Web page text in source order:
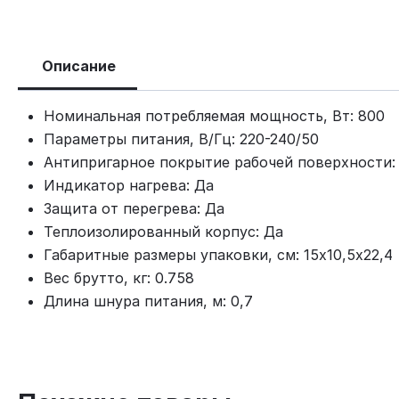
Описание
Номинальная потребляемая мощность, Вт: 800
Параметры питания, В/Гц: 220-240/50
Антипригарное покрытие рабочей
Индикатор нагрева: Да
Защита от перегрева: Да
Теплоизолированный корпус: Да
Габаритные размеры упаковки, см: 15х10,5х22,4
Вес брутто, кг: 0.758
Длина шнура питания, м: 0,7